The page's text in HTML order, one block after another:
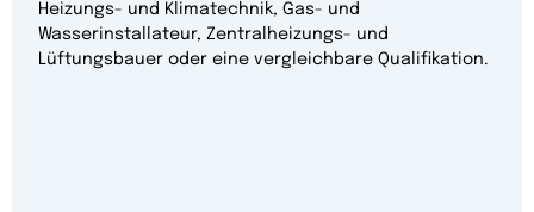
Heizungs- und Klimatechnik, Gas- und
Wasserinstallateur, Zentralheizungs- und
Lüftungsbauer oder eine vergleichbare Qualifikation.